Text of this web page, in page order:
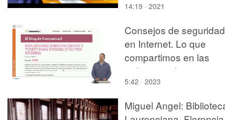
14:19 · 2021
Consejos de seguridad
en Internet. Lo que
compartimos en las
redes sociales
5:42 · 2023
Miguel Angel: